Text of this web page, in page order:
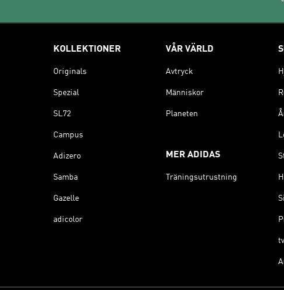
KOLLEKTIONER
Originals
Spezial
SL72
Campus
Adizero
Samba
Gazelle
adicolor
VÅR VÄRLD
Avtryck
Människor
Planeten
MER ADIDAS
Träningsutrustning